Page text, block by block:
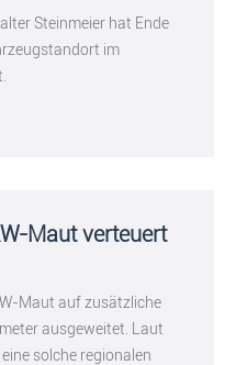
Steinmeier hat Ende
im
Maut verteuert
Maut auf zusätzliche
ausgeweitet. Laut
solche regionalen